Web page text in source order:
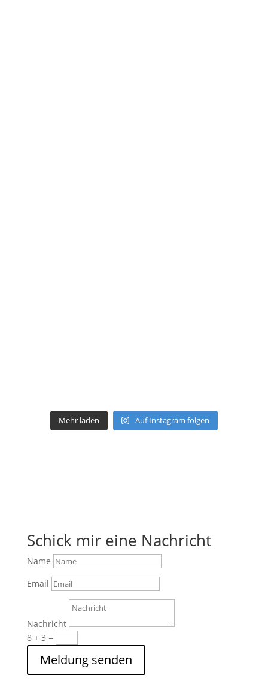
Mehr laden Auf Instagram folgen
Schick mir eine Nachricht
Name
Email
Nachricht
8 + 3 =
Meldung senden